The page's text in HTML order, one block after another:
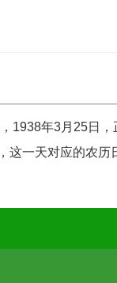
1938年3月25日
一天对应的农历